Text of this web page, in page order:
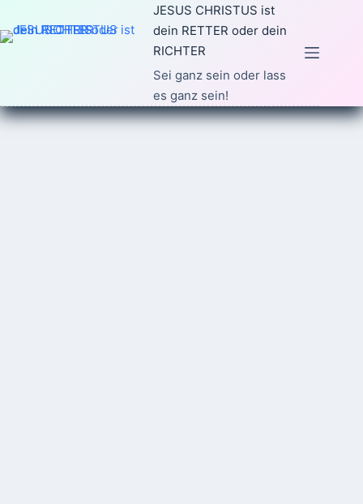
Inhalt
JESUS CHRISTUS ist
dein RETTER oder dein
RICHTER
Sei ganz sein oder lass
es ganz sein!